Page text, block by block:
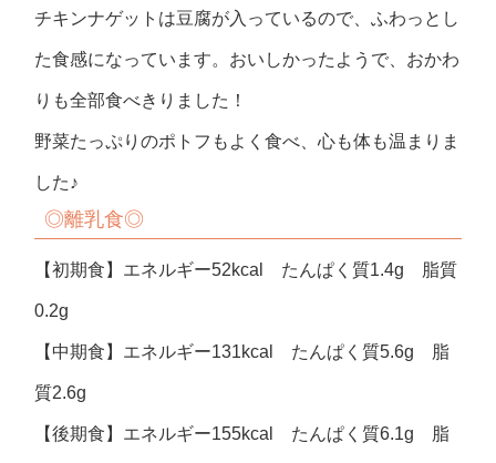
チキンナゲットは豆腐が入っているので、ふわっとし
た食感になっています。おいしかったようで、おかわ
りも全部食べきりました！
野菜たっぷりのポトフもよく食べ、心も体も温まりま
した♪
◎離乳食◎
【初期食】エネルギー52kcal たんぱく質1.4g 脂質
0.2g
【中期食】エネルギー131kcal たんぱく質5.6g 脂
質2.6g
【後期食】エネルギー155kcal たんぱく質6.1g 脂